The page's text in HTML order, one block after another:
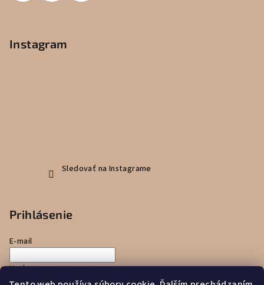
Instagram
Sledovať na Instagrame
Prihlásenie
E-mail
Heslo